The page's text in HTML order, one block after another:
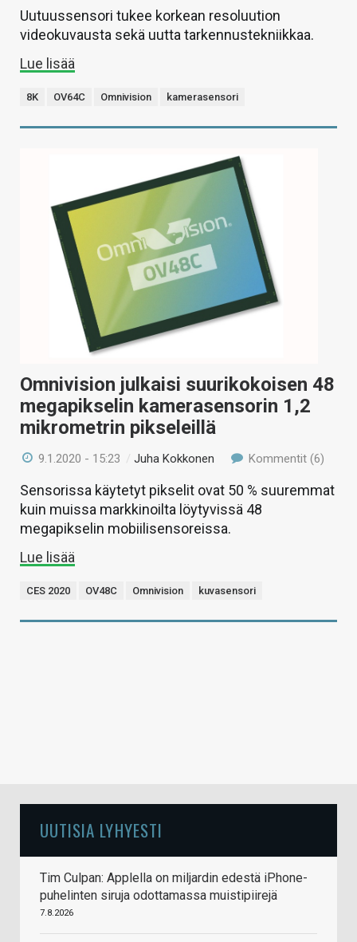
Uutuussensori tukee korkean resoluution
videokuvausta sekä uutta tarkennustekniikkaa.
Lue lisää
8K OV64C Omnivision kamerasensori
Omnivision julkaisi suurikokoisen 48
megapikselin kamerasensorin 1,2
mikrometrin pikseleillä
9.1.2020 - 15:23 /Juha Kokkonen Kommentit (6)
Sensorissa käytetyt pikselit ovat 50 % suuremmat
kuin muissa markkinoilta löytyvissä 48
megapikselin mobiilisensoreissa.
Lue lisää
CES 2020 OV48C Omnivision kuvasensori
UUTISIA LYHYESTI
Tim Culpan: Applella on miljardin edestä iPhone-
puhelinten siruja odottamassa muistipiirejä
7.8.2026